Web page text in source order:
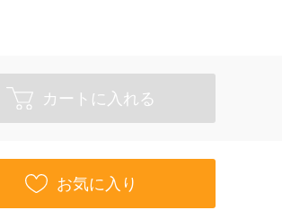
カートに入れる
お気に入り